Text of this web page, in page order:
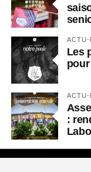
ACTU-
Les
ACTU-
: